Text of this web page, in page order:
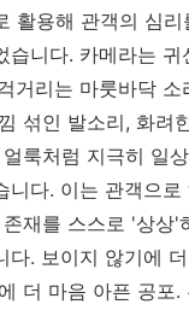
활용해 관객의 심리
습니다. 카메라는 귀
거리는 마룻바닥
섞인 발소리, 화려
룩처럼 지극히 일
니다. 이는 관객으로
재를 스스로 '상상'
다. 보이지 않기에
더 마음 아픈 공포.